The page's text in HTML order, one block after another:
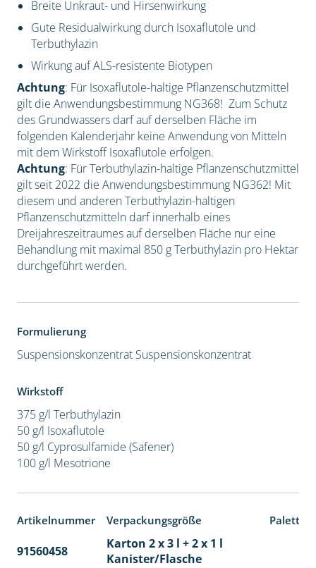
Breite Unkraut- und Hirsenwirkung
Gute Residualwirkung durch Isoxaflutole und
Terbuthylazin
Wirkung auf ALS-resistente Biotypen
Achtung: Für Isoxaflutole-haltige Pflanzenschutzmittel
gilt die Anwendungsbestimmung NG368! Zum Schutz
des Grundwassers darf auf derselben Fläche im
folgenden Kalenderjahr keine Anwendung von Mitteln
mit dem Wirkstoff Isoxaflutole erfolgen.
Achtung: Für Terbuthylazin-haltige Pflanzenschutzmittel
gilt seit 2022 die Anwendungsbestimmung NG362! Mit
diesem und anderen Terbuthylazin-haltigen
Pflanzenschutzmitteln darf innerhalb eines
Dreijahreszeitraumes auf derselben Fläche nur eine
Behandlung mit maximal 850 g Terbuthylazin pro Hektar
durchgeführt werden.
Formulierung
Suspensionskonzentrat Suspensionskonzentrat
Wirkstoff
375 g/l Terbuthylazin
50 g/l Isoxaflutole
50 g/l Cyprosulfamide (Safener)
100 g/l Mesotrione
Artikelnummer Verpackungsgröße
91560458
Karton 2 x 3 l + 2 x 1 l
Kanister/Flasche